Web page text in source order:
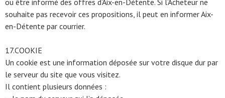
ou être informé des offres d’Aix-en-Détente. Si l’Acheteur ne
souhaite pas recevoir ces propositions, il peut en informer Aix-
en-Détente par courrier.
17.COOKIE
Un cookie est une information déposée sur votre disque dur par
le serveur du site que vous visitez.
Il contient plusieurs données :